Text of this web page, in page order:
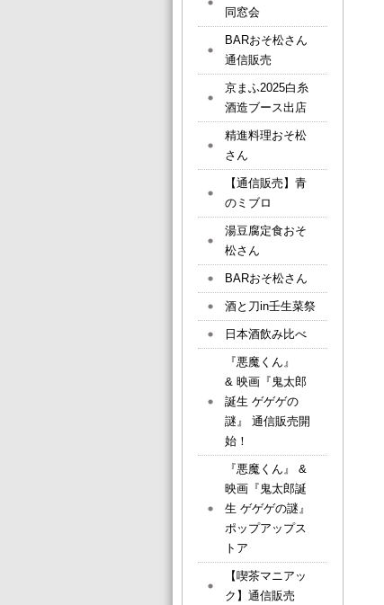
同窓会
BARおそ松さん
通信販売
京まふ2025白糸
酒造ブース出店
精進料理おそ松
さん
【通信販売】青
のミブロ
湯豆腐定食おそ
松さん
BARおそ松さん
酒と刀in壬生菜祭
日本酒飲み比べ
『悪魔くん』
& 映画『鬼太郎
誕生 ゲゲゲの
謎』 通信販売開
始！
『悪魔くん』 &
映画『鬼太郎誕
生 ゲゲゲの謎』
ポップアップス
トア
【喫茶マニアッ
ク】通信販売